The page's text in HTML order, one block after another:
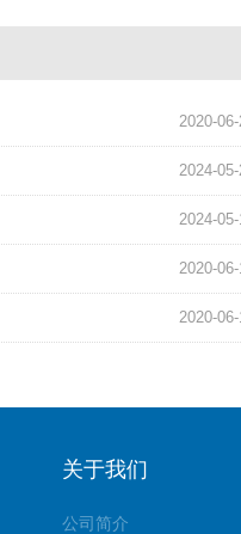
2020-
2024-
2024-
2020-
2020-
关于我们
公司简介